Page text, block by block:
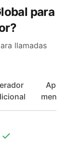
para
llamadas
Apps